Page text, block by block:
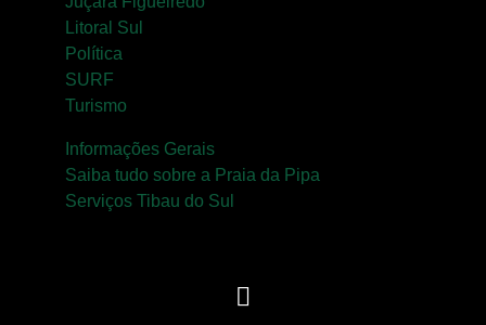
Litoral Sul
Política
SURF
Turismo
Informações Gerais
Saiba tudo sobre a Praia da Pipa
Serviços Tibau do Sul